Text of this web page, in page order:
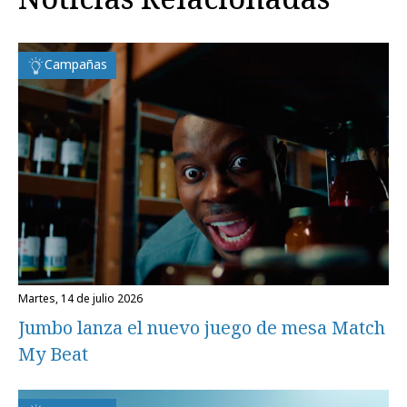
Campañas
martes, 14 de julio 2026
Jumbo lanza el nuevo juego de mesa Match
My Beat